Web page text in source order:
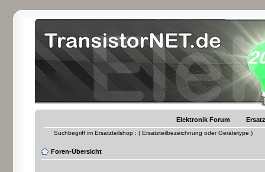
Elektronik Forum
Suchbegriff im Ersatzteilshop : ( Ersatzteilbezeichnung oder Gerätetype )
Foren-Übersicht